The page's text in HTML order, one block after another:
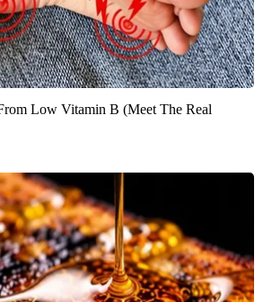
Low Vitamin B (Meet The Real